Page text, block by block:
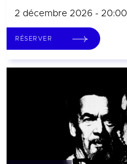
2 décembre 2026 - 20:00
RÉSERVER